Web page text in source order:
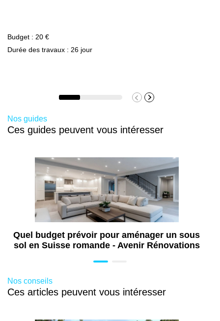
Budget : 20 €
Durée des travaux : 26 jour
Nos guides
Ces guides peuvent vous intéresser
Quel budget prévoir pour aménager un sous
sol en Suisse romande - Avenir Rénovations
Nos conseils
Ces articles peuvent vous intéresser